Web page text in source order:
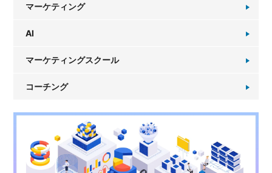
マーケティング
AI
マーケティングスクール
コーチング